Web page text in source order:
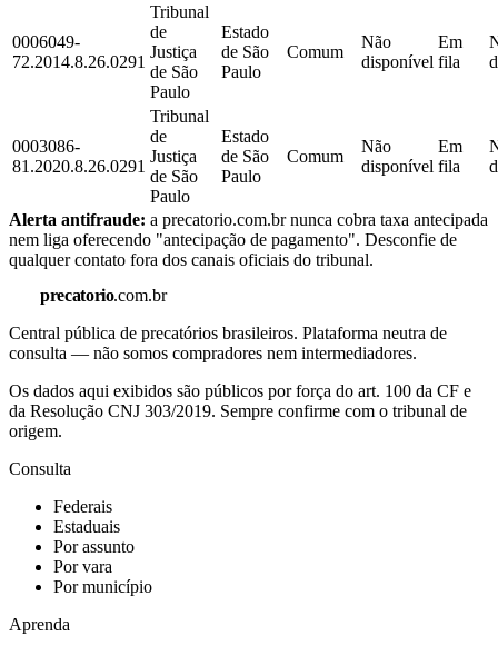
0006049-
72.2014.8.26.0291
Tribunal
de
Justiça
de São
Paulo
Estado
de São
Paulo
Comum
Não
disponível
Em
fila
0003086-
81.2020.8.26.0291
Tribunal
de
Justiça
de São
Paulo
Estado
de São
Paulo
Comum
Não
disponível
Em
fila
Alerta antifraude: a precatorio.com.br nunca cobra taxa antecipada
nem liga oferecendo "antecipação de pagamento". Desconfie de
qualquer contato fora dos canais oficiais do tribunal.
precatorio.com.br
Central pública de precatórios brasileiros. Plataforma neutra de
consulta — não somos compradores nem intermediadores.
Os dados aqui exibidos são públicos por força do art. 100 da CF e
da Resolução CNJ 303/2019. Sempre confirme com o tribunal de
origem.
Consulta
Federais
Estaduais
Por assunto
Por vara
Por município
Aprenda